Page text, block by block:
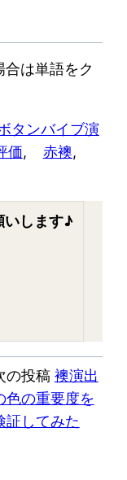
は単語をク
タンバイブ演
価, 赤襖
いします♪
の投稿 襖演出
色の重要度を
証してみた